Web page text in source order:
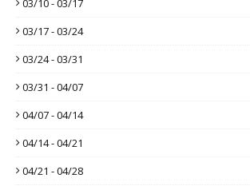
03/10 - 03/17
03/17 - 03/24
03/24 - 03/31
03/31 - 04/07
04/07 - 04/14
04/14 - 04/21
04/21 - 04/28